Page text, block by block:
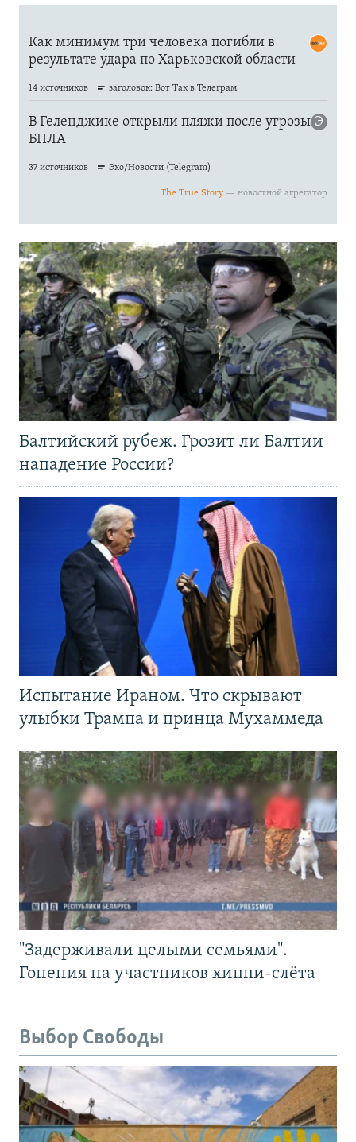
Балтийский рубеж. Грозит ли Балтии
нападение России?
Испытание Ираном. Что скрывают
улыбки Трампа и принца Мухаммеда
"Задерживали целыми семьями".
Гонения на участников хиппи-слёта
Выбор Свободы